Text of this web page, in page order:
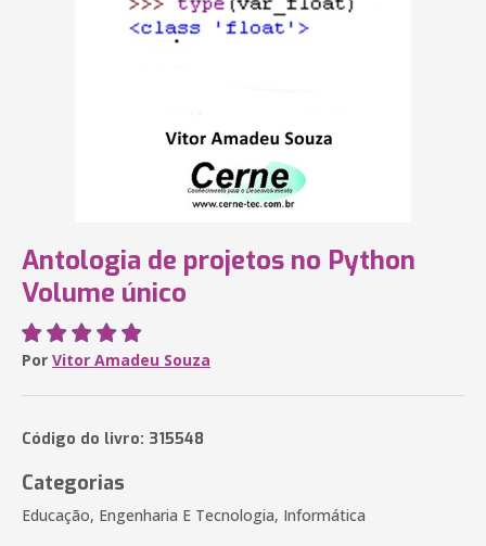
Antologia de projetos no Python
Volume único
Por Vitor Amadeu Souza
Código do livro: 315548
Categorias
Educação, Engenharia E Tecnologia, Informática